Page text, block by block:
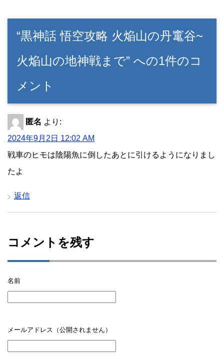
“黒神話 悟空攻略 火焔山の丹竃谷~
火焔山の地神戦まで” への1件のコ
メント
匿名 より:
2024年9月2日 12:02 AM
戦車のヒモは陰陽魚に倒したあとに引けるようになりまし
たよ
返信
コメントを残す
名前
メールアドレス（公開されません）